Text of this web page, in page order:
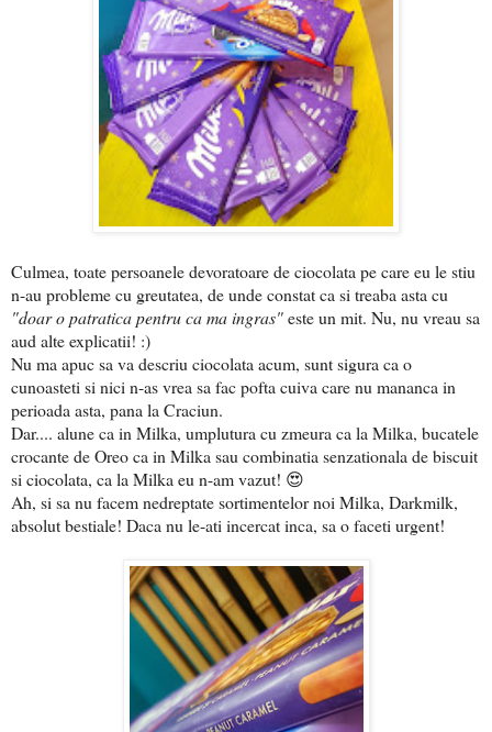
Culmea, toate persoanele devoratoare de ciocolata pe care eu le stiu
n-au probleme cu greutatea, de unde constat ca si treaba asta cu
"doar o patratica pentru ca ma ingras"este un mit. Nu, nu vreau sa
aud alte explicatii! :)
Nu ma apuc sa va descriu ciocolata acum, sunt sigura ca o
cunoasteti si nici n-as vrea sa fac pofta cuiva care nu mananca in
perioada asta, pana la Craciun.
Dar.... alune ca in Milka, umplutura cu zmeura ca la Milka, bucatele
crocante de Oreo ca in Milka sau combinatia senzationala de biscuit
si ciocolata, ca la Milka eu n-am vazut! 😍
Ah, si sa nu facem nedreptate sortimentelor noi Milka, Darkmilk,
absolut bestiale! Daca nu le-ati incercat inca, sa o faceti urgent!